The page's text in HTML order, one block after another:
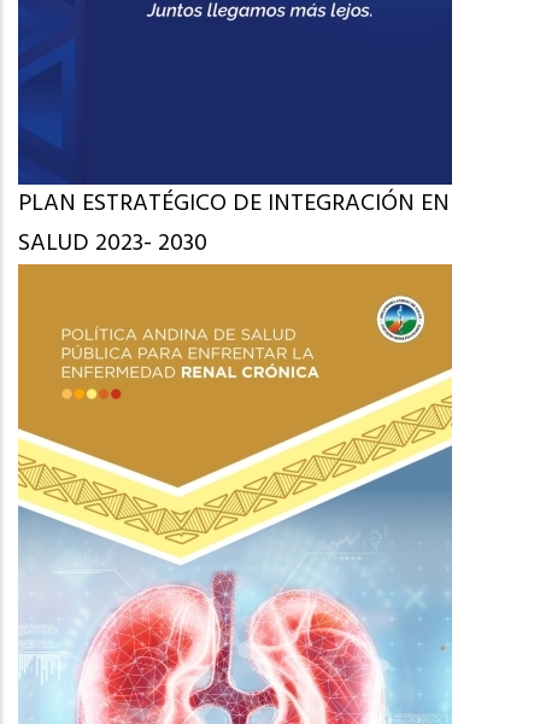
PLAN ESTRATÉGICO DE INTEGRACIÓN EN
SALUD 2023- 2030